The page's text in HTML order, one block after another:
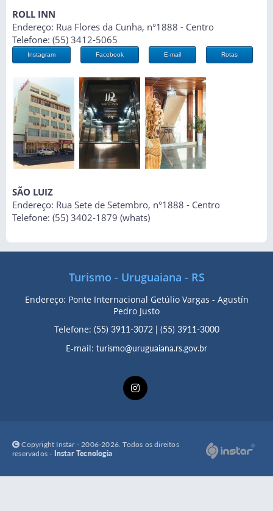
ROLL INN
Endereço: Rua Flores da Cunha, n°1888 - Centro
Telefone: (55) 3412-5065
Instagram Facebook E-mail Rotas
SÃO LUIZ
Endereço: Rua Sete de Setembro, n°1888 - Centro
Telefone: (55) 3402-1879 (whats)
Turismo - Uruguaiana - RS
Endereço: Ponte Internacional Getúlio Vargas - Agustín
Pedro Justo
Telefone: (55) 3911-3072 | (55) 3911-3000
E-mail: turismo@uruguaiana.rs.gov.br
Copyright Instar - 2006-2026. Todos os direitos
reservados - Instar Tecnologia